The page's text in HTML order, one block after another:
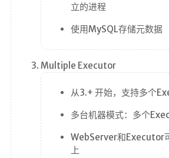
立的进程
使用MySQL存储元数据
Multiple Executor
从3.+ 开始，支持多个
多台机器模式：多个
WebServer和Executor
上